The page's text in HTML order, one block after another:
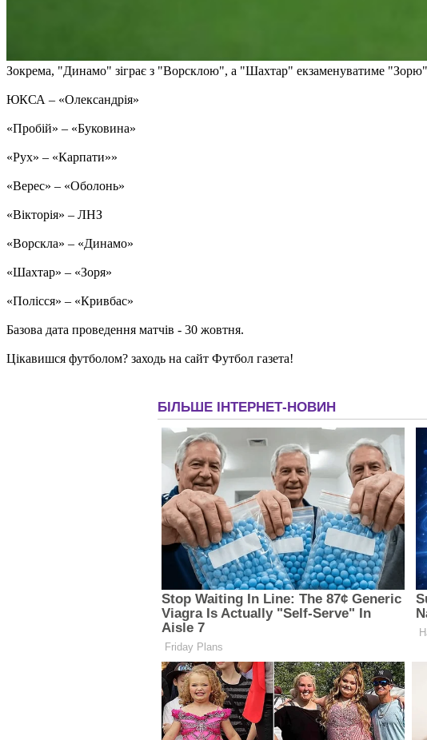
Зокрема, "Динамо" зіграє з "Ворсклою", а "Шахтар" екзаменуватиме
ЮКСА – «Олександрія»
«Пробій» – «Буковина»
«Рух» – «Карпати»»
«Верес» – «Оболонь»
«Вікторія» – ЛНЗ
«Ворскла» – «Динамо»
«Шахтар» – «Зоря»
«Полісся» – «Кривбас»
Базова дата проведення матчів - 30 жовтня.
Цікавишся футболом? заходь на сайт Футбол газета!